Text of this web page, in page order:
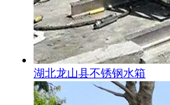
湖北龙山县不锈钢水箱